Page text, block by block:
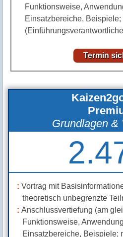
Funktionsweise,
Einsatzbereiche,
Termin
Grundlagen &
Vortrag mit
theoretisch unbegrenzte
Anschlussvertiefung (am
Funktionsweise,
Einsatzbereiche, Beispiele;